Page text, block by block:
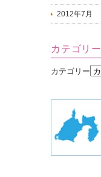
2012年7月
カテゴリー
カテゴリー